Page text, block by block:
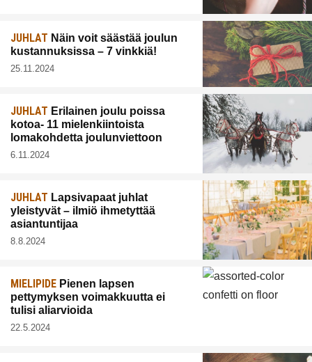
JUHLAT Näin voit säästää joulun
kustannuksissa – 7 vinkkiä!
25.11.2024
JUHLAT Erilainen joulu poissa
kotoa- 11 mielenkiintoista
lomakohdetta joulunviettoon
6.11.2024
JUHLAT Lapsivapaat juhlat
yleistyvät – ilmiö ihmetyttää
asiantuntijaa
8.8.2024
MIELIPIDE Pienen lapsen
pettymyksen voimakkuutta ei
tulisi aliarvioida
22.5.2024